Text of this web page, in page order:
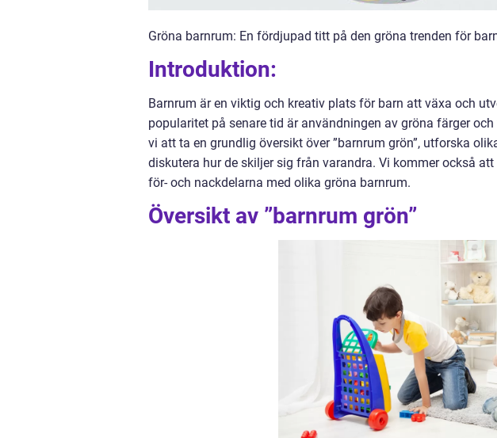
Gröna barnrum: En fördjupad titt på den gröna trenden för
Introduktion:
Barnrum är en viktig och kreativ plats för barn att växa och
popularitet på senare tid är användningen av gröna färger
vi att ta en grundlig översikt över ”barnrum grön”, utforska
diskutera hur de skiljer sig från varandra. Vi kommer också
för- och nackdelarna med olika gröna barnrum.
Översikt av ”barnrum grön”